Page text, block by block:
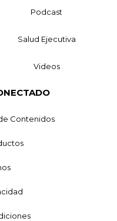
Podcast
Salud Ejecutiva
Videos
Contenidos